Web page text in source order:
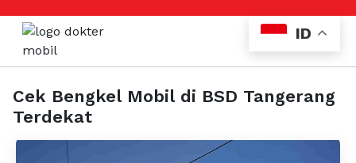
Cek Bengkel Mobil di BSD Tangerang
Terdekat
ID